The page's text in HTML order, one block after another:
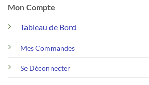
Mon Compte
Tableau de Bord
Mes Commandes
Se Déconnecter